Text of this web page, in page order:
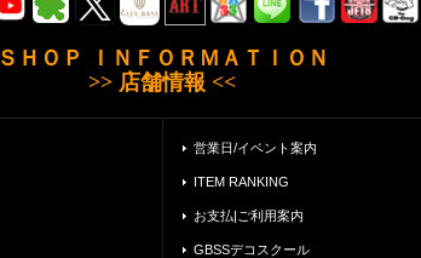
ＳＨＯＰ ＩＮＦＯＲＭＡＴＩＯＮ
>> 店舗情報 <<
営業日/イベント案内
ITEM RANKING
お支払|ご利用案内
GBSSデコスクール